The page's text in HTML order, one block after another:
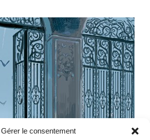
Gérer le consentement